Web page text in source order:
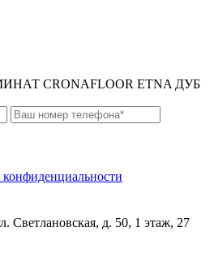
CRONAFLOOR ETNA ДУБ
Светлановская, д. 50, 1 этаж, 27